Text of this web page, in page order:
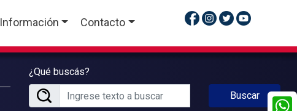
Información Contacto
¿Qué buscás?
Buscar